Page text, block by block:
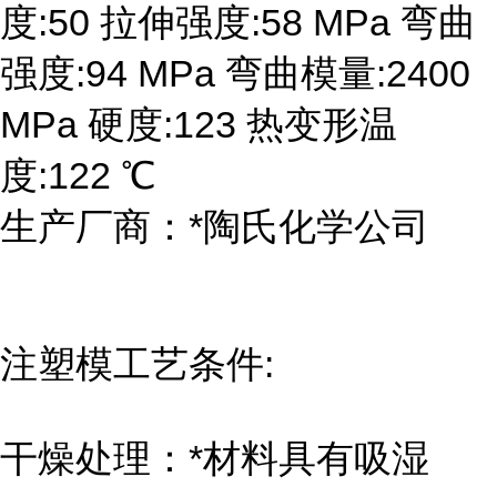
度:50 拉伸强度:58 MPa 弯曲
强度:94 MPa 弯曲模量:2400
MPa 硬度:123 热变形温
度:122 ℃
生产厂商：*陶氏化学公司
注塑模工艺条件:
干燥处理：*材料具有吸湿